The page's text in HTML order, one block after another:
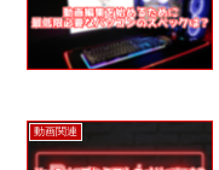
動画関連